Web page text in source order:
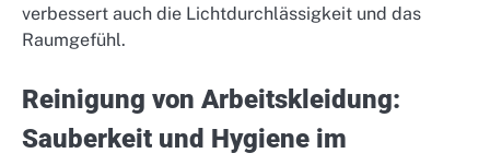
verbessert auch die Lichtdurchlässigkeit und das
Raumgefühl.
Reinigung von Arbeitskleidung:
Sauberkeit und Hygiene im